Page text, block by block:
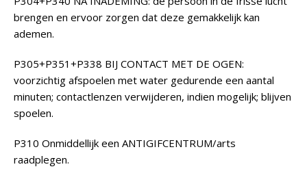
brengen en ervoor zorgen dat deze gemakkelijk kan
ademen.
P305+P351+P338 BIJ CONTACT MET DE OGEN:
voorzichtig afspoelen met water gedurende een aantal
minuten; contactlenzen verwijderen, indien mogelijk; blijven
spoelen.
P310 Onmiddellijk een ANTIGIFCENTRUM/arts
raadplegen.